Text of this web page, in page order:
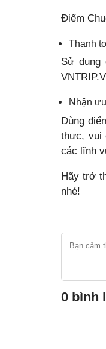
Điểm
Thanh
Sử dụng
Nhận
Dùng
thực, vui
các lĩnh
Hãy trở
nhé!
0 bình